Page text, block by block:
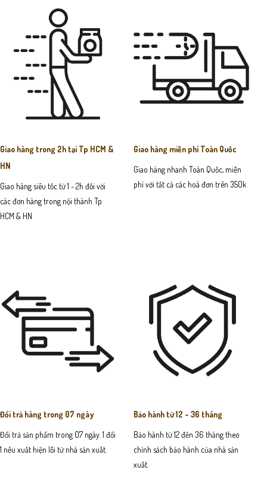
Giao hàng trong 2h tại Tp HCM &
HN
Giao hàng siêu tốc từ 1 - 2h đối với
các đơn hàng trong nội thành Tp
HCM & HN
Giao hàng miễn phí Toàn Quốc
Giao hàng nhanh Toàn Quốc, miễn
phí với tất cả các hoá đơn trên 350k
Đổi trả hàng trong 07 ngày
Đổi trả sản phẩm trong 07 ngày. 1 đổi
1 nếu xuất hiện lỗi từ nhà sản xuất.
Bảo hành từ 12 - 36 tháng
Bảo hành từ 12 đến 36 tháng theo
chính sách bảo hành của nhà sản
xuất.